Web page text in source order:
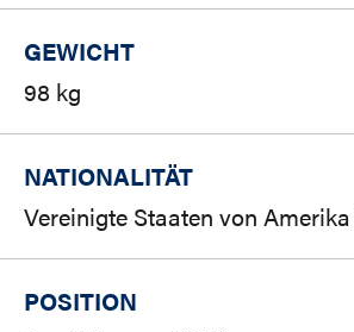
GEWICHT
98 kg
NATIONALITÄT
Vereinigte Staaten von
POSITION